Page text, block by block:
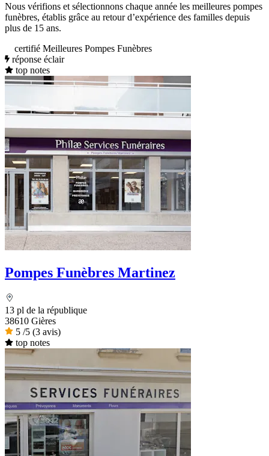
Nous vérifions et sélectionnons chaque année les meilleures pompes
funèbres, établis grâce au retour d’expérience des familles depuis
plus de 15 ans.
certifié Meilleures Pompes Funèbres
réponse éclair
top notes
Pompes Funèbres Martinez
13 pl de la république
38610 Gières
5 /5 (3 avis)
top notes